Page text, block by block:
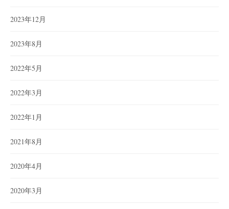
2023年12月
2023年8月
2022年5月
2022年3月
2022年1月
2021年8月
2020年4月
2020年3月